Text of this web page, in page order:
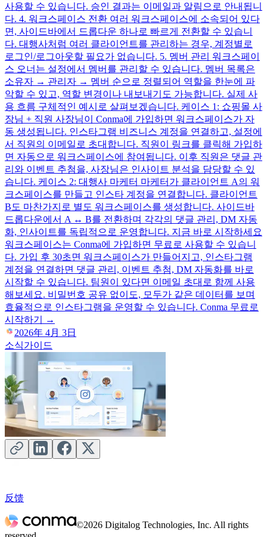
사용할 수 있습니다. 승인 결과는 이메일과 알림으로 안내됩니
다. 4. 워크스페이스 전환 여러 워크스페이스에 소속되어 있다
면, 사이드바에서 드롭다운 하나로 빠르게 전환할 수 있습니
다. 대행사처럼 여러 클라이언트를 관리하는 경우, 계정별로
로그인/로그아웃할 필요가 없습니다. 5. 멤버 관리 워크스페이
스 오너는 설정에서 멤버를 관리할 수 있습니다. 멤버 목록은
소유자 → 관리자 → 멤버 순으로 정렬되어 역할을 한눈에 파
악할 수 있고, 역할 변경이나 내보내기도 가능합니다. 실제 사
용 흐름 구체적인 예시로 살펴보겠습니다. 케이스 1: 쇼핑몰 사
장님 + 직원 사장님이 Conma에 가입하면 워크스페이스가 자
동 생성됩니다. 인스타그램 비즈니스 계정을 연결하고, 설정에
서 직원의 이메일로 초대합니다. 직원이 링크를 클릭해 가입하
면 자동으로 워크스페이스에 참여됩니다. 이후 직원은 댓글 관
리와 이벤트 추첨을, 사장님은 인사이트 분석을 담당할 수 있
습니다. 케이스 2: 대행사 마케터 마케터가 클라이언트 A의 워
크스페이스를 만들고 인스타 계정을 연결합니다. 클라이언트
B도 마찬가지로 별도 워크스페이스를 생성합니다. 사이드바
드롭다운에서 A ↔ B를 전환하며 각각의 댓글 관리, DM 자동
화, 인사이트를 독립적으로 운영합니다. 지금 바로 시작하세요
워크스페이스는 Conma에 가입하면 무료로 사용할 수 있습니
다. 가입 후 30초면 워크스페이스가 만들어지고, 인스타그램
계정을 연결하면 댓글 관리, 이벤트 추첨, DM 자동화를 바로
시작할 수 있습니다. 팀원이 있다면 이메일 초대로 함께 사용
해보세요. 비밀번호 공유 없이도, 모두가 같은 데이터를 보며
효율적으로 인스타그램을 운영할 수 있습니다. Conma 무료로
시작하기 →
2026年 4月 3日
소식가이드
反馈
©2026 Digitalog Technologies, Inc. All rights